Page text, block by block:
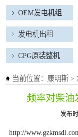
当前位置： 康明斯 >
频率对柴油
发布
http://
OEM发电机组
发电机出租
CPG原装整机
维护保养耗材
CPG原装整机